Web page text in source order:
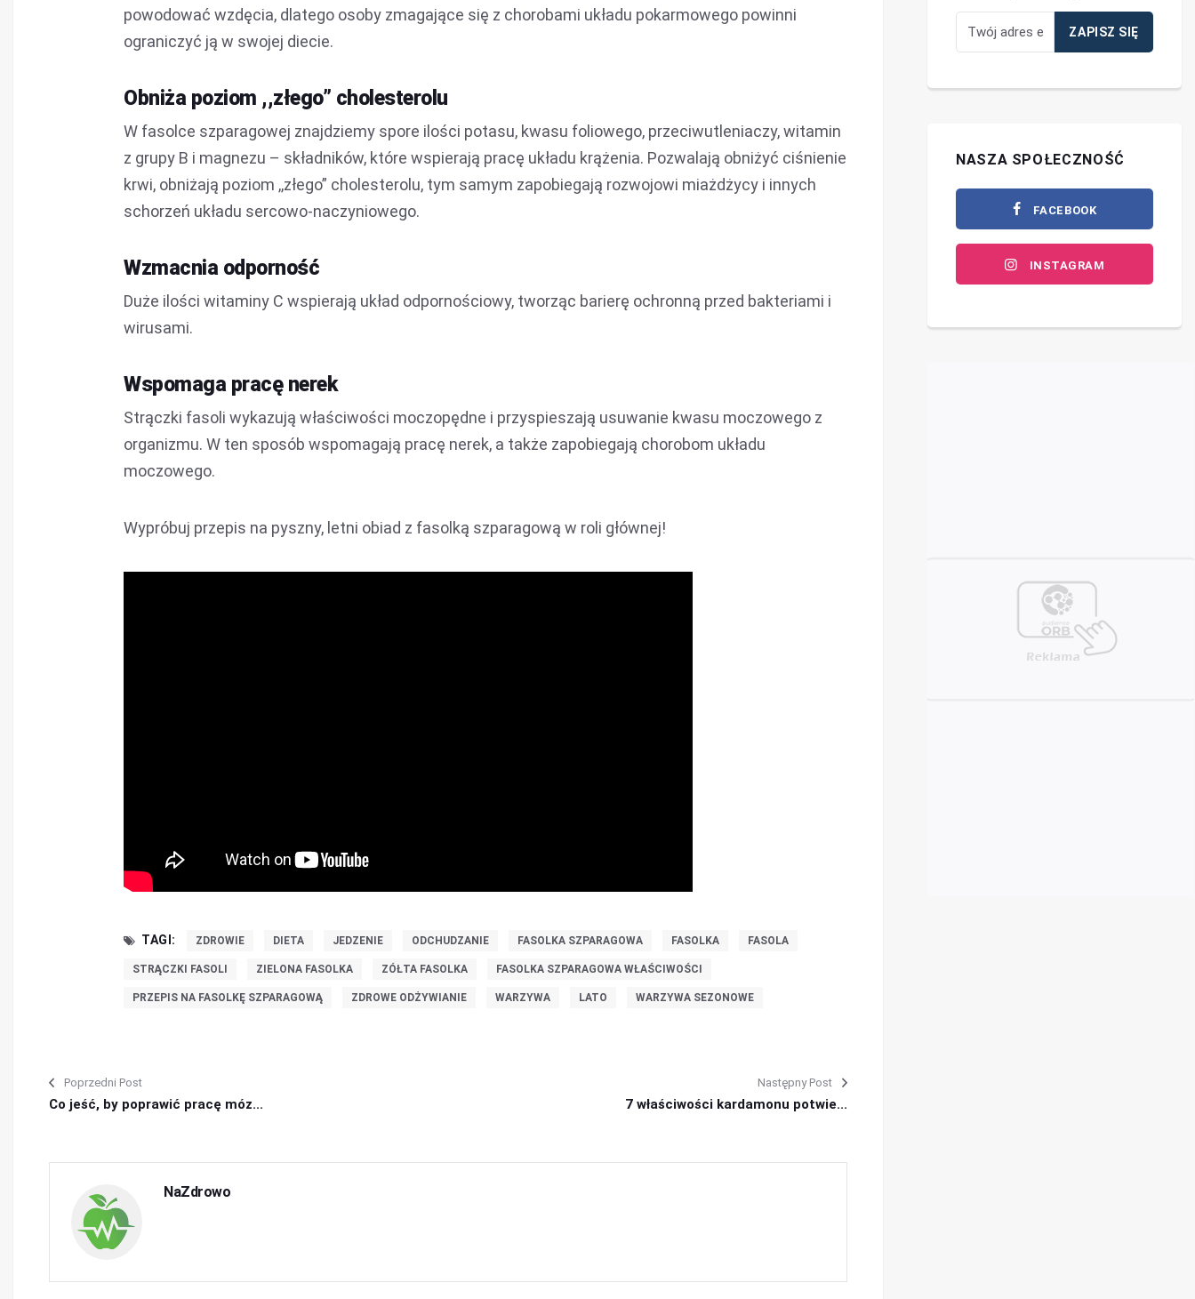
powodować wzdęcia, dlatego osoby zmagające się z chorobami układu pokarmowego powinni
ograniczyć ją w swojej diecie.
Obniża poziom ,,złego” cholesterolu
W fasolce szparagowej znajdziemy spore ilości potasu, kwasu foliowego, przeciwutleniaczy, witamin
z grupy B i magnezu – składników, które wspierają pracę układu krążenia. Pozwalają obniżyć ciśnienie
krwi, obniżają poziom ,,złego” cholesterolu, tym samym zapobiegają rozwojowi miażdżycy i innych
schorzeń układu sercowo-naczyniowego.
Wzmacnia odporność
Duże ilości witaminy C wspierają układ odpornościowy, tworząc barierę ochronną przed bakteriami i
wirusami.
Wspomaga pracę nerek
Strączki fasoli wykazują właściwości moczopędne i przyspieszają usuwanie kwasu moczowego z
organizmu. W ten sposób wspomagają pracę nerek, a także zapobiegają chorobom układu
moczowego.
Wypróbuj przepis na pyszny, letni obiad z fasolką szparagową w roli głównej!
TAGI: ZDROWIE DIETA JEDZENIE ODCHUDZANIE FASOLKA SZPARAGOWA FASOLKA FASOLA
STRĄCZKI FASOLI ZIELONA FASOLKA ZÓŁTA FASOLKA FASOLKA SZPARAGOWA WŁAŚCIWOŚCI
PRZEPIS NA FASOLKĘ SZPARAGOWĄ ZDROWE ODŻYWIANIE WARZYWA LATO WARZYWA SEZONOWE
Poprzedni Post
Co jeść, by poprawić pracę móz...
Następny Post
7 właściwości kardamonu potwie...
NaZdrowo
NASZA SPOŁECZNOŚĆ
FACEBOOK
INSTAGRAM